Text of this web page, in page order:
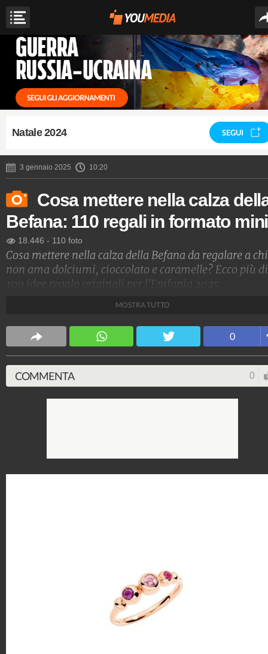
Natale 2024 SEGUI
3 gennaio 2025 10:20
Cosa mettere nella calza
Befana: 110 regali in formato mini
18.446 - 110 foto
Cosa mettere nella calza della Befana da regalare a chi
non ama dolciumi, cioccolato e caramelle? Ecco più di
100 idee regalo originali per l'Epifania 2025
MOSTRA TUTTO
0
COMMENTA 0